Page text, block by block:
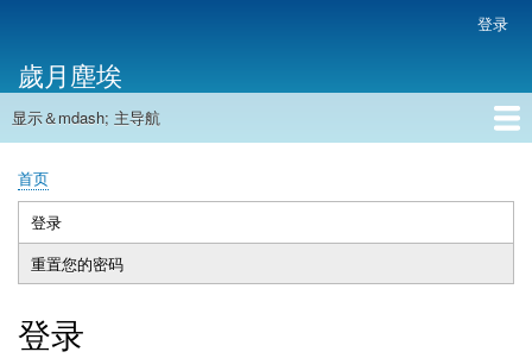
主
内
帐
户
菜
单
登录
歲月塵埃
主
航
显示＆mdash; 主导航
首页
面
包
屑
首页
主
标
登录
动
标
重置您的密码
登录